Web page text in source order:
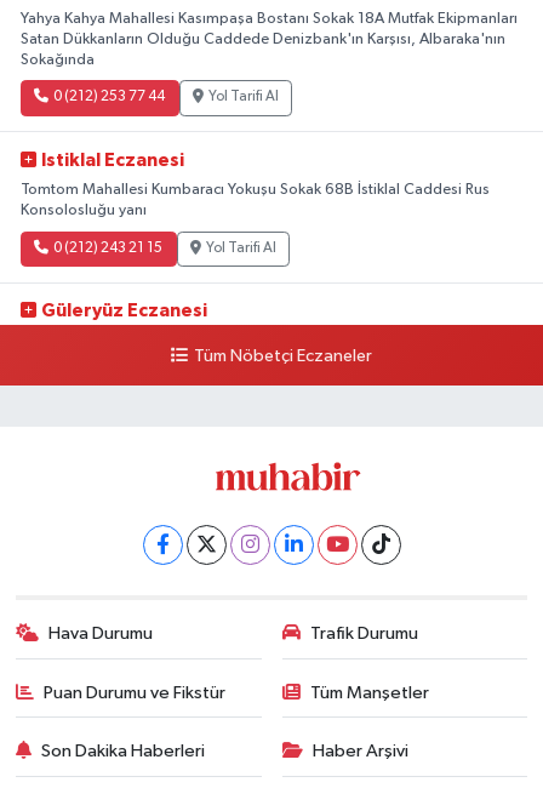
Yahya Kahya Mahallesi Kasımpaşa Bostanı Sokak 18A Mutfak Ekipmanları
Satan Dükkanların Olduğu Caddede Denizbank'ın Karşısı, Albaraka'nın
Sokağında
0 (212) 253 77 44 Yol Tarifi Al
Istiklal Eczanesi
Tomtom Mahallesi Kumbaracı Yokuşu Sokak 68B İstiklal Caddesi Rus
Konsolosluğu yanı
0 (212) 243 21 15 Yol Tarifi Al
Güleryüz Eczanesi
kalaycıbahçe Meydana DoğruTüm Nöbetçi Eczaneler
Hava Durumu Trafik Durumu
Puan Durumu ve Fikstür Tüm Manşetler
Son Dakika Haberleri Haber Arşivi